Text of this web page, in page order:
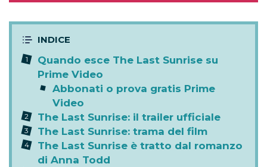
Quando esce The Last Sunrise su
Prime Video
Abbonati o prova gratis Prime
Video
The Last Sunrise: il trailer ufficiale
The Last Sunrise: trama del film
The Last Sunrise è tratto dal romanzo
di Anna Todd